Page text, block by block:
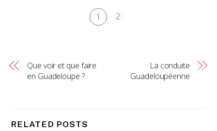
1 2
Que voir et que faire
en Guadeloupe ?
La conduite
Guadeloupéenne
RELATED POSTS